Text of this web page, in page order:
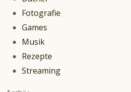
Fotografie
Games
Musik
Rezepte
Streaming